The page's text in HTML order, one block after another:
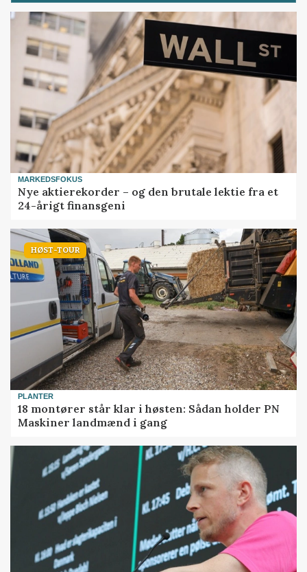
MARKEDSFOKUS
Nye aktierekorder – og den brutale lektie fra et
24-årigt finansgeni
HØST-TOUR
PLANTER
18 montører står klar i høsten: Sådan holder PN
Maskiner landmænd i gang